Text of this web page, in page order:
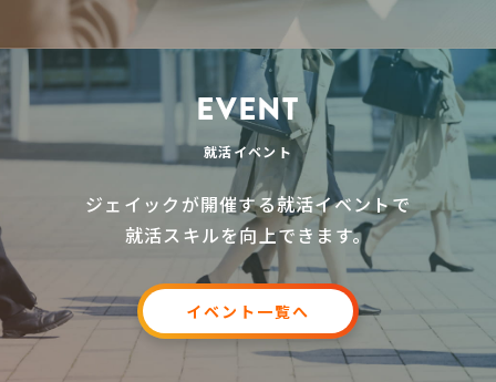
EVENT
就活イベント
ジェイックが開催する就活イベントで
就活スキルを向上できます。
イベン ト 一覧へ